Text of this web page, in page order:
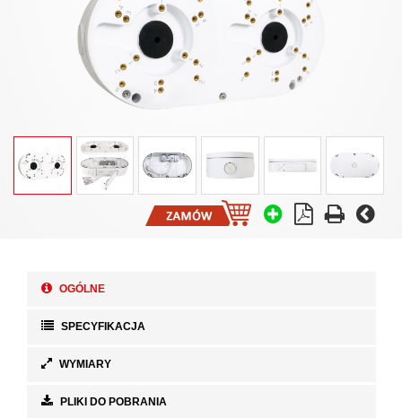
OGÓLNE
SPECYFIKACJA
WYMIARY
PLIKI DO POBRANIA